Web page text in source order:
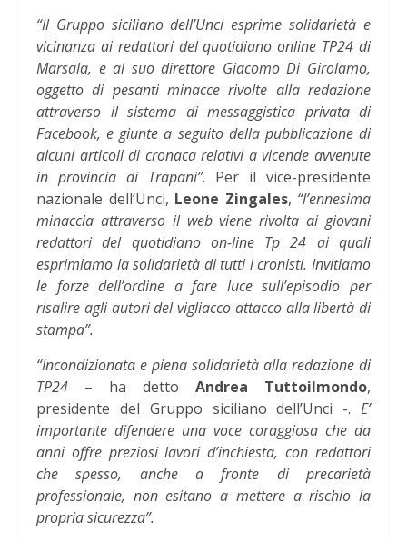
“Il Gruppo siciliano dell’Unci esprime solidarietà e
vicinanza ai redattori del quotidiano online TP24 di
Marsala, e al suo direttore Giacomo Di Girolamo,
oggetto di pesanti minacce rivolte alla redazione
attraverso il sistema di messaggistica privata di
Facebook, e giunte a seguito della pubblicazione di
alcuni articoli di cronaca relativi a vicende avvenute
in provincia di Trapani”. Per il vice-presidente
nazionale dell’Unci, Leone Zingales, “l’ennesima
minaccia attraverso il web viene rivolta ai giovani
redattori del quotidiano on-line Tp 24 ai quali
esprimiamo la solidarietà di tutti i cronisti. Invitiamo
le forze dell’ordine a fare luce sull’episodio per
risalire agli autori del vigliacco attacco alla libertà di
stampa”.
“Incondizionata e piena solidarietà alla redazione di
TP24 – ha detto Andrea Tuttoilmondo,
presidente del Gruppo siciliano dell’Unci -. E’
importante difendere una voce coraggiosa che da
anni offre preziosi lavori d’inchiesta, con redattori
che spesso, anche a fronte di precarietà
professionale, non esitano a mettere a rischio la
propria sicurezza”.